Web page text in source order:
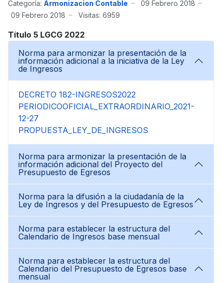
Categoría: Armonizacion Contable
09 Febrero 2018
09 Febrero 2018
Visitas: 6959
Título 5 LGCG 2022
Norma para armonizar la presentación de la
información adicional a la iniciativa de la Ley
de Ingresos
DECRETO 182-INGRESOS2022
PERIODICOOFICIAL_EXTRAORDINARIO_2021-
12-27
PROPUESTA_LEY_DE_INGRESOS
Norma para armonizar la presentación de la
información adicional del Proyecto del
Presupuesto de Egresos
Norma para la difusión a la ciudadanía de la
Ley de Ingresos y del Presupuesto de Egresos
Norma para establecer la estructura del
Calendario de Ingresos base mensual
Norma para establecer la estructura del
Calendario del Presupuesto de Egresos base
mensual